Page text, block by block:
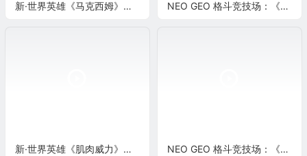
新·世界英雄《马克西姆》实机演示 NEO GEO 格斗竞技场：《牙神幻十郎》超必杀演示
新·世界英雄《肌肉威力》实机演示 NEO GEO 格斗竞技场：《小爱》超必杀演示